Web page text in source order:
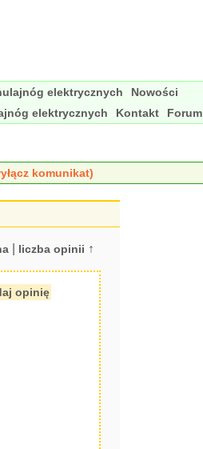
elektrycznych
Nowości
elektrycznych Kontakt Forum
komunikat)
| liczba opinii ↑
opinię